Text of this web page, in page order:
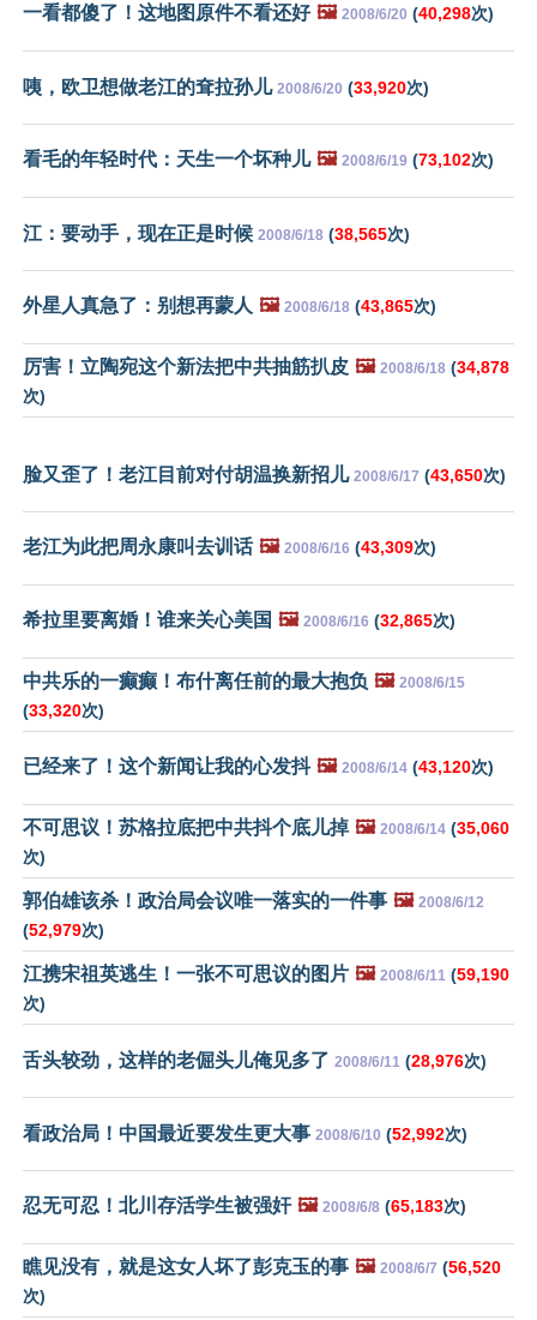
一看都傻了！这地图原件不看还好 🖼️ 2008/6/20 (40,298次)
咦，欧卫想做老江的耷拉孙儿 2008/6/20 (33,920次)
看毛的年轻时代：天生一个坏种儿 🖼️ 2008/6/19 (73,102次)
江：要动手，现在正是时候 2008/6/18 (38,565次)
外星人真急了：别想再蒙人 🖼️ 2008/6/18 (43,865次)
厉害！立陶宛这个新法把中共抽筋扒皮 🖼️ 2008/6/18 (34,878
次)
脸又歪了！老江目前对付胡温换新招儿 2008/6/17 (43,650次)
老江为此把周永康叫去训话 🖼️ 2008/6/16 (43,309次)
希拉里要离婚！谁来关心美国 🖼️ 2008/6/16 (32,865次)
中共乐的一癫癫！布什离任前的最大抱负 🖼️ 2008/6/15
(33,320次)
已经来了！这个新闻让我的心发抖 🖼️ 2008/6/14 (43,120次)
不可思议！苏格拉底把中共抖个底儿掉 🖼️ 2008/6/14 (35,060
次)
郭伯雄该杀！政治局会议唯一落实的一件事 🖼️ 2008/6/12
(52,979次)
江携宋祖英逃生！一张不可思议的图片 🖼️ 2008/6/11 (59,190
次)
舌头较劲，这样的老倔头儿俺见多了 2008/6/11 (28,976次)
看政治局！中国最近要发生更大事 2008/6/10 (52,992次)
忍无可忍！北川存活学生被强奸 🖼️ 2008/6/8 (65,183次)
瞧见没有，就是这女人坏了彭克玉的事 🖼️ 2008/6/7 (56,520
次)